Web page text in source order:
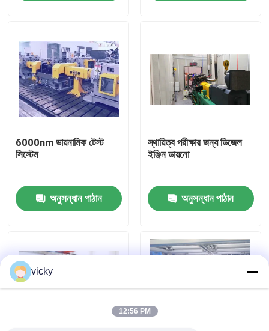
আমাদের সম্বন্ধে
কারখানা ভ্রমণ
খবর
মামলা
টর্ক ডায়নামিটার
6000nm ডায়নামিক টেস্ট
সিস্টেম
অনুসন্ধান পাঠান
স্থায়িত্ব পরীক্ষার জন্য ডিজেল
ইঞ্জিন ডায়নো
অনুসন্ধান পাঠান
vicky
12:56 PM